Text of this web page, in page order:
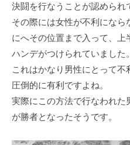
決闘を行なうことが認められ
その際には女性が不利にな
にへその位置まで入って、
ハンデがつけられていました。
これはかなり男性にとって
圧倒的に有利ですよね。
実際にこの方法で行なわれた
が勝者となったそうです。